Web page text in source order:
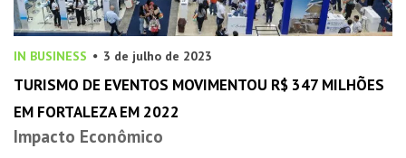
IN BUSINESS 3 de julho de 2023
TURISMO DE EVENTOS MOVIMENTOU R$ 347 MILHÕES
EM FORTALEZA EM 2022
Impacto Econômico